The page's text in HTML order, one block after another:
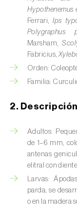
Barrenador
fusca)
Barrenador
fornicatior, E.
Barrenador
elegantalis )
Barrenillo del
Barrenillo
Barrenillo
typographus)
Bicho camello
Hypothenemus
Ferrari,Ips
Polygraphus
Marsham,
Fabricius,
Orden:
Familia:
2.
Adultos:
de 1–6 mm,
antenas
elitral con
Larvas:
parda; se
o en la madera